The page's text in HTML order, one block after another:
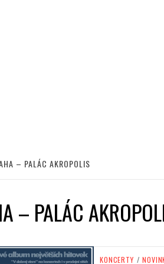
– PALÁC AKROPOLIS
– PALÁC
KONCERTY /